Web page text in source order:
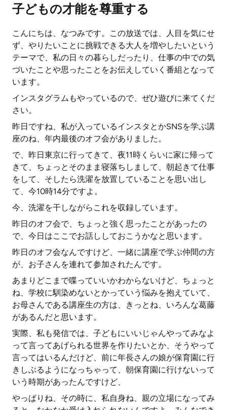
子どもの才能を尊重する
こんにちは、なつみです。この放送では、人目を気にせ
ず、やりたいことに挑戦できる大人を増やしたいという
テーマで、私の日々の暮らしだったり、仕事の中での気
づいたことや思ったことをお伝えしていく番組となって
います。
インスタグラムもやっているので、ぜひ遊びに来てくだ
さい。
昨日ですね、私が入っているインスタとかSNSを学ぶ講
座のね、年内最後のオフ会がありました。
で、昨日東京に行ってきて、夜11時くらいに家に帰って
きて、ちょっとそのまま寝落ちしまして、朝起きて仕事
をして、そしたら洗濯を放置していることを思い出し
て、今10時14分ですよ。
今、洗濯を干しながらこれを収録しています。
昨日のオフ会で、ちょっと強く思ったことがあったの
で、今日はここでお話ししておこうかなと思います。
昨日のオフ会なんですけど、一緒に講座で学ぶ仲間の方
が、お子さんを連れて参加されたんです。
あまりどこまで喋っていいかわからないけど、ちょっと
ね、学校に馴染めないとかっていう悩みを抱えていて、
お母さんである講座生の方は、きっとね、いろんな葛藤
があるんだと思います。
実際、私も発信では、子どもにいいじゃんやってみなよ
って言ってあげられる世界を作りたいとか、そうやって
言ってはいるんだけど、前に年長さんの娘が保育園に行
きしぶるようになっちゃって、朝保育園に行けないって
いう時期があったんですけど、
やっぱりね、その時に、私自身ね、親の立場になってみ